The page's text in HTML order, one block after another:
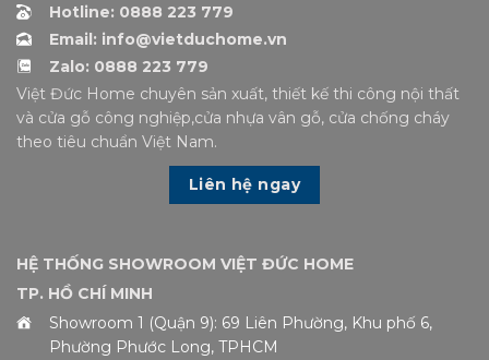
Hotline: 0888 223 779
Email: info@vietduchome.vn
Zalo: 0888 223 779
Việt Đức Home chuyên sản xuất, thiết kế thi công nội thất
và cửa gỗ công nghiệp,cửa nhựa vân gỗ, cửa chống cháy
theo tiêu chuẩn Việt Nam.
Liên hệ ngay
HỆ THỐNG SHOWROOM VIỆT ĐỨC HOME
TP. HỒ CHÍ MINH
Showroom 1 (Quận 9): 69 Liên Phường, Khu phố 6,
Phường Phước Long, TPHCM